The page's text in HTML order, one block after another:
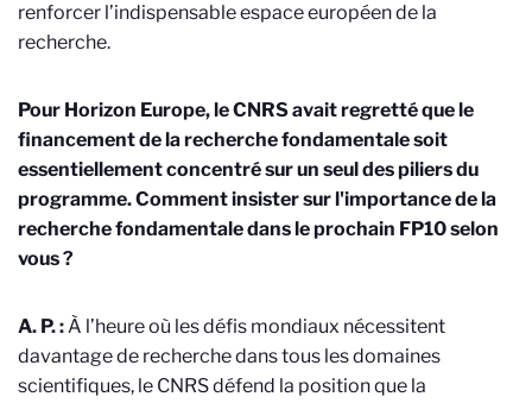
renforcer l’indispensable espace européen de la
recherche.
Pour Horizon Europe, le CNRS avait regretté que le
financement de la recherche fondamentale soit
essentiellement concentré sur un seul des piliers du
programme. Comment insister sur l'importance de la
recherche fondamentale dans le prochain FP10 selon
vous ?
A. P. :À l’heure où les défis mondiaux nécessitent
davantage de recherche dans tous les domaines
scientifiques, le CNRS défend la position que la